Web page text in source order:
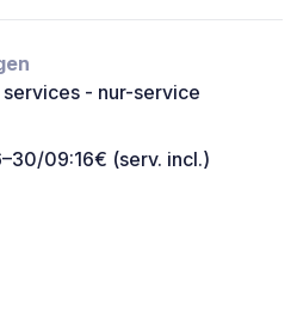
- nur-service
09:16€ (serv. incl.)